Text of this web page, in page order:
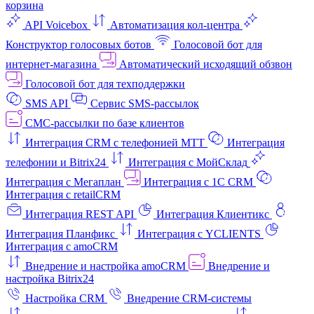
корзина
API Voicebox
Автоматизация кол‑центра
Конструктор голосовых ботов
Голосовой бот для
интернет‑магазина
Автоматический исходящий обзвон
Голосовой бот для техподдержки
SMS API
Сервис SMS-рассылок
СМС-рассылки по базе клиентов
Интеграция CRM с телефонией МТТ
Интеграция
телефонии и Bitrix24
Интеграция с МойСклад
Интеграция с Мегаплан
Интеграция с 1C CRM
Интеграция с retailCRM
Интеграция REST API
Интеграция Клиентикс
Интеграция Планфикс
Интеграция с YCLIENTS
Интеграция с amoCRM
Внедрение и настройка amoCRM
Внедрение и
настройка Bitrix24
Настройка CRM
Внедрение CRM-системы